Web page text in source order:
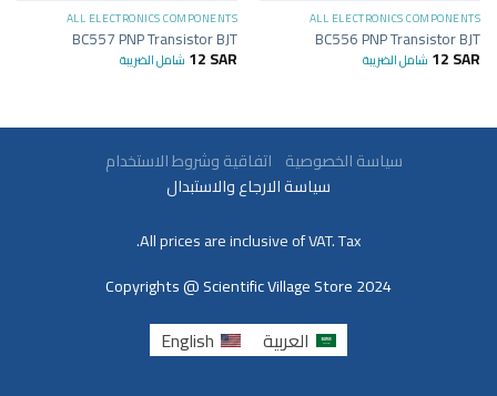
ALL ELECTRONICS COMPONENTS
BC556 PNP Transistor BJT
12SAR شامل الضريبة
ALL ELECTRONICS COMPONENTS
BC557 PNP Transistor BJT
12SAR شامل الضريبة
سياسة الخصوصية اتفاقية وشروط الاستخدام
سياسة الارجاع والاستبدال
All prices are inclusive of VAT. Tax.
Copyrights @ Scientific Village Store 2024
العربية English